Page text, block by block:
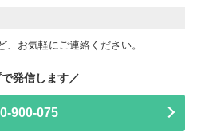
お気軽にご連絡ください。
900-075